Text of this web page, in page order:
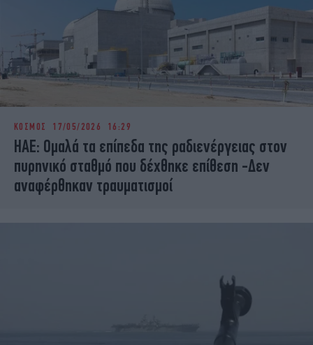
ΚΟΣΜΟΣ 17/05/2026 16:29
ΗΑΕ: Ομαλά τα επίπεδα της ραδιενέργειας στον
πυρηνικό σταθμό που δέχθηκε επίθεση -Δεν
αναφέρθηκαν τραυματισμοί